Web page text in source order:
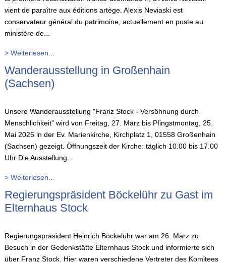
vient de paraître aux éditions artège. Alexis Neviaski est
conservateur général du patrimoine, actuellement en poste au
ministère de...
> Weiterlesen...
Wanderausstellung in Großenhain
(Sachsen)
Unsere Wanderausstellung "Franz Stock - Versöhnung durch
Menschlichkeit" wird von Freitag, 27. März bis Pfingstmontag, 25.
Mai 2026 in der Ev. Marienkirche, Kirchplatz 1, 01558 Großenhain
(Sachsen) gezeigt. Öffnungszeit der Kirche: täglich 10.00 bis 17.00
Uhr Die Ausstellung...
> Weiterlesen...
Regierungspräsident Böckelühr zu Gast im
Elternhaus Stock
Regierungspräsident Heinrich Böckelühr war am 26. März zu
Besuch in der Gedenkstätte Elternhaus Stock und informierte sich
über Franz Stock. Hier waren verschiedene Vertreter des Komitees